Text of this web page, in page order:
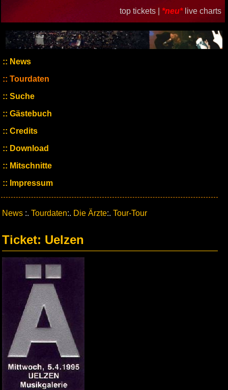
top tickets | *neu* live charts
News
Tourdaten
Suche
Gästebuch
Credits
Download
Mitschnitte
Impressum
News :. Tourdaten:. Die Ärzte:. Tour-Tour
Ticket: Uelzen